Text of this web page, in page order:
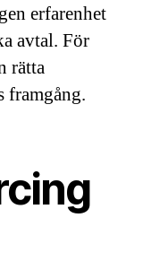
erfarenhet
avtal. För
rätta
framgång.